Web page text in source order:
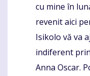
cu mine în
revenit aici
Isikolo vă va
indiferent
Anna Oscar.